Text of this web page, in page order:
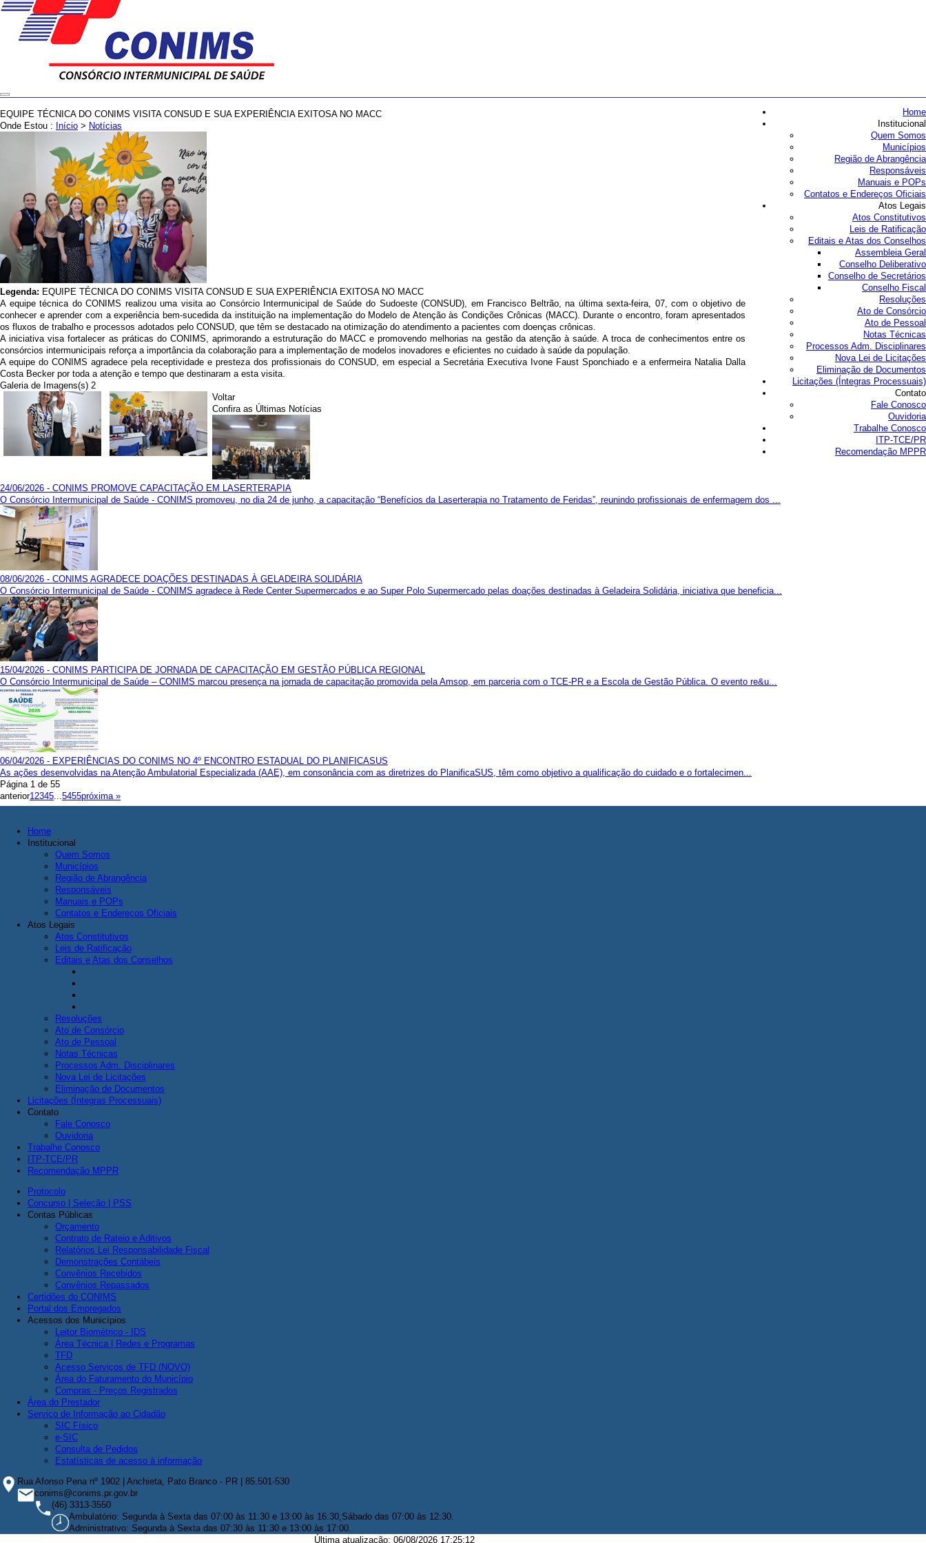
Home
Institucional
Quem Somos
Municípios
Região de Abrangência
Responsáveis
Manuais e POPs
Contatos e Endereços Oficiais
Atos Legais
Atos Constitutivos
Leis de Ratificação
Editais e Atas dos Conselhos
Assembleia Geral
Conselho Deliberativo
Conselho de Secretários
Conselho Fiscal
Resoluções
Ato de Consórcio
Ato de Pessoal
Notas Técnicas
Processos Adm. Disciplinares
Nova Lei de Licitações
Eliminação de Documentos
Licitações (Íntegras Processuais)
Contato
Fale Conosco
Ouvidoria
Trabalhe Conosco
ITP-TCE/PR
Recomendação MPPR
EQUIPE TÉCNICA DO CONIMS VISITA CONSUD E SUA EXPERIÊNCIA EXITOSA NO MACC
Onde Estou : Início > Notícias
Legenda: EQUIPE TÉCNICA DO CONIMS VISITA CONSUD E SUA EXPERIÊNCIA EXITOSA NO MACC
A equipe técnica do CONIMS realizou uma visita ao Consórcio Intermunicipal de Saúde do Sudoeste (CONSUD), em Francisco Beltrão, na última sexta-feira, 07, com o objetivo de
conhecer e aprender com a experiência bem-sucedida da instituição na implementação do Modelo de Atenção às Condições Crônicas (MACC). Durante o encontro, foram apresentados
os fluxos de trabalho e processos adotados pelo CONSUD, que têm se destacado na otimização do atendimento a pacientes com doenças crônicas.
A iniciativa visa fortalecer as práticas do CONIMS, aprimorando a estruturação do MACC e promovendo melhorias na gestão da atenção à saúde. A troca de conhecimentos entre os
consórcios intermunicipais reforça a importância da colaboração para a implementação de modelos inovadores e eficientes no cuidado à saúde da população.
A equipe do CONIMS agradece pela receptividade e presteza dos profissionais do CONSUD, em especial a Secretária Executiva Ivone Faust Sponchiado e a enfermeira Natalia Dalla
Costa Becker por toda a atenção e tempo que destinaram a esta visita.
Galeria de Imagens(s) 2
Voltar
Confira as Últimas Notícias
24/06/2026 - CONIMS PROMOVE CAPACITAÇÃO EM LASERTERAPIA
O Consórcio Intermunicipal de Saúde - CONIMS promoveu, no dia 24 de junho, a capacitação “Benefícios da Laserterapia no Tratamento de Feridas”, reunindo profissionais de enfermagem dos ...
08/06/2026 - CONIMS AGRADECE DOAÇÕES DESTINADAS À GELADEIRA SOLIDÁRIA
O Consórcio Intermunicipal de Saúde - CONIMS agradece à Rede Center Supermercados e ao Super Polo Supermercado pelas doações destinadas à Geladeira Solidária, iniciativa que beneficia...
15/04/2026 - CONIMS PARTICIPA DE JORNADA DE CAPACITAÇÃO EM GESTÃO PÚBLICA REGIONAL
O Consórcio Intermunicipal de Saúde – CONIMS marcou presença na jornada de capacitação promovida pela Amsop, em parceria com o TCE-PR e a Escola de Gestão Pública. O evento re&u...
06/04/2026 - EXPERIÊNCIAS DO CONIMS NO 4º ENCONTRO ESTADUAL DO PLANIFICASUS
As ações desenvolvidas na Atenção Ambulatorial Especializada (AAE), em consonância com as diretrizes do PlanificaSUS, têm como objetivo a qualificação do cuidado e o fortalecimen...
Página 1 de 55
anterior12345...5455próxima »
Home
Institucional
Quem Somos
Municípios
Região de Abrangência
Responsáveis
Manuais e POPs
Contatos e Endereços Oficiais
Atos Legais
Atos Constitutivos
Leis de Ratificação
Editais e Atas dos Conselhos
Resoluções
Ato de Consórcio
Ato de Pessoal
Notas Técnicas
Processos Adm. Disciplinares
Nova Lei de Licitações
Eliminação de Documentos
Licitações (Íntegras Processuais)
Contato
Fale Conosco
Ouvidoria
Trabalhe Conosco
ITP-TCE/PR
Recomendação MPPR
Protocolo
Concurso | Seleção | PSS
Contas Públicas
Orçamento
Contrato de Rateio e Aditivos
Relatórios Lei Responsabilidade Fiscal
Demonstrações Contábeis
Convênios Recebidos
Convênios Repassados
Certidões do CONIMS
Portal dos Empregados
Acessos dos Municípios
Leitor Biométrico - IDS
Área Técnica | Redes e Programas
TFD
Acesso Serviços de TFD (NOVO)
Área do Faturamento do Município
Compras - Preços Registrados
Área do Prestador
Serviço de Informação ao Cidadão
SIC Físico
e-SIC
Consulta de Pedidos
Estatísticas de acesso à informação
Rua Afonso Pena nº 1902 | Anchieta, Pato Branco - PR | 85.501-530
conims@conims.pr.gov.br
(46) 3313-3550
Ambulatório: Segunda à Sexta das 07:00 às 11:30 e 13:00 às 16:30,Sábado das 07:00 às 12:30.
Administrativo: Segunda à Sexta das 07:30 às 11:30 e 13:00 às 17:00.
Última atualização: 06/08/2026 17:25:12